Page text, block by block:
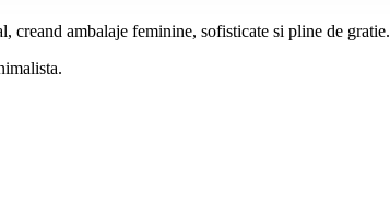
creand ambalaje feminine, sofisticate si pline de gratie.